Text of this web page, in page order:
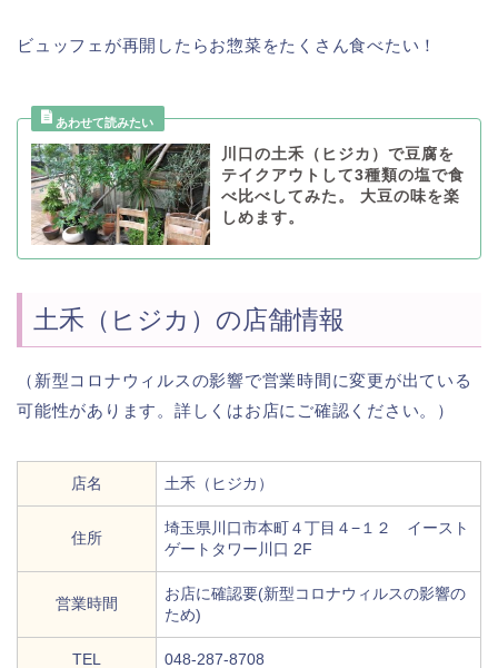
ビュッフェが再開したらお惣菜をたくさん食べたい！
川口の土禾（ヒジカ）で豆腐を
テイクアウトして3種類の塩で食
べ比べしてみた。 大豆の味を楽
しめます。
土禾（ヒジカ）の店舗情報
（新型コロナウィルスの影響で営業時間に変更が出ている
可能性があります。詳しくはお店にご確認ください。）
店名 土禾（ヒジカ）
住所
埼玉県川口市本町４丁目４−１２ イースト
ゲートタワー川口 2F
営業時間
お店に確認要(新型コロナウィルスの影響の
ため)
TEL 048-287-8708